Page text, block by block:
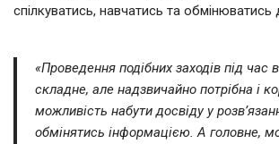
спілкуватись, навчатись та обмінюватись
«Проведення подібних заходів під час
складне, але надзвичайно потрібна і
можливість набути досвіду у
обмінятись інформацією. А головне,